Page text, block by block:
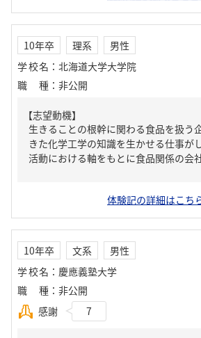
10年卒 理系
男性
学校名 ： 北海道大学大学院
職種 ： 非公開
【志望動機】
生きることの根幹に関わる食品を扱う
きた化学工学の知識を生かせる仕事が
活動における軸をもとに食品関係の会
体験記の詳細はこち
10年卒 文系
男性
学校名 ： 慶應義塾大学
職種 ： 非公開
感謝
7